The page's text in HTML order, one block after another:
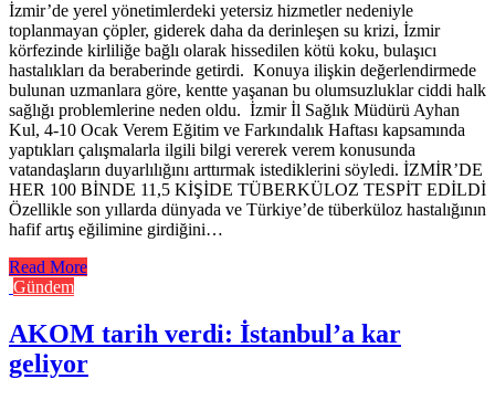
İzmir’de yerel yönetimlerdeki yetersiz hizmetler nedeniyle
toplanmayan çöpler, giderek daha da derinleşen su krizi, İzmir
körfezinde kirliliğe bağlı olarak hissedilen kötü koku, bulaşıcı
hastalıkları da beraberinde getirdi. Konuya ilişkin değerlendirmede
bulunan uzmanlara göre, kentte yaşanan bu olumsuzluklar ciddi halk
sağlığı problemlerine neden oldu. İzmir İl Sağlık Müdürü Ayhan
Kul, 4-10 Ocak Verem Eğitim ve Farkındalık Haftası kapsamında
yaptıkları çalışmalarla ilgili bilgi vererek verem konusunda
vatandaşların duyarlılığını arttırmak istediklerini söyledi. İZMİR’DE
HER 100 BİNDE 11,5 KİŞİDE TÜBERKÜLOZ TESPİT EDİLDİ
Özellikle son yıllarda dünyada ve Türkiye’de tüberküloz hastalığının
hafif artış eğilimine girdiğini…
Read More
Gündem
AKOM tarih verdi: İstanbul’a kar
geliyor